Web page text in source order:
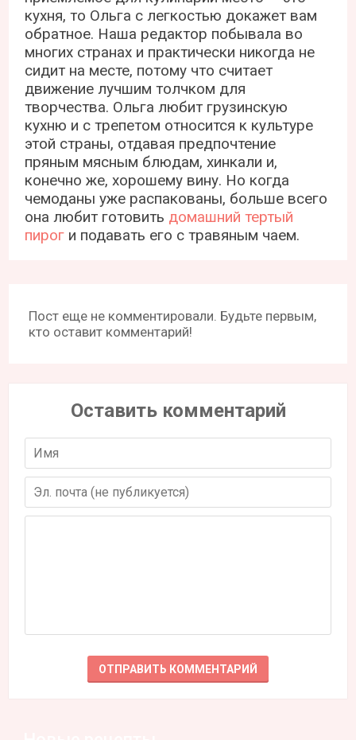
кухня, то Ольга с легкостью докажет вам
обратное. Наша редактор побывала во
многих странах и практически никогда не
сидит на месте, потому что считает
движение лучшим толчком для
творчества. Ольга любит грузинскую
кухню и с трепетом относится к культуре
этой страны, отдавая предпочтение
пряным мясным блюдам, хинкали и,
конечно же, хорошему вину. Но когда
чемоданы уже распакованы, больше всего
она любит готовить домашний тертый
пирог и подавать его с травяным чаем.
Пост еще не комментировали. Будьте первым,
кто оставит комментарий!
Оставить комментарий